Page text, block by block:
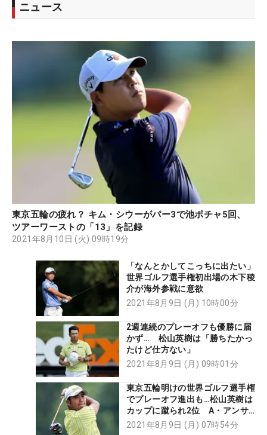
ニュース
東京五輪の疲れ？ キム・シウーがパー3で池ポチャ5回、
ツアーワーストの「13」を記録
2021年8月10日 (火) 09時19分
「なんとかしてこっちに出たい」
世界ゴルフ選手権初出場の木下稜
介が海外参戦に意欲
2021年8月9日 (月) 10時00分
2週連続のプレーオフも優勝に届
かず… 松山英樹は「勝ちたかっ
たけど仕方ない」
2021年8月9日 (月) 09時01分
東京五輪明けの世界ゴルフ選手権
でプレーオフ進出も…松山英樹は
カップに蹴られ2位 A・アンサ
ーが初V
2021年8月9日 (月) 07時54分